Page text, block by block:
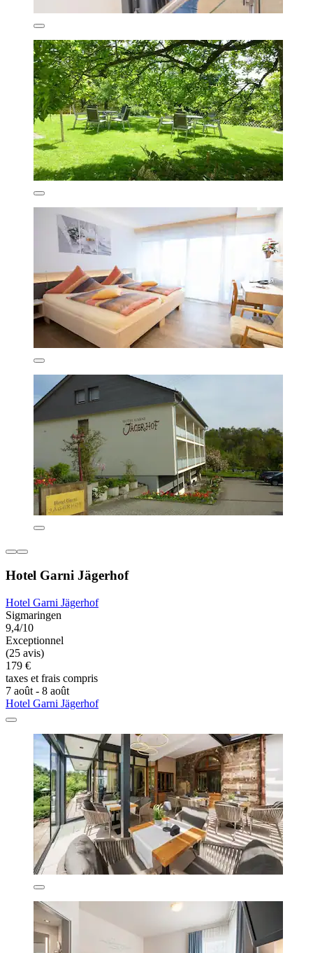
Hotel Garni Jägerhof
Hotel Garni Jägerhof
Sigmaringen
9,4/10
Exceptionnel
(25 avis)
179 €
taxes et frais compris
7 août - 8 août
Hotel Garni Jägerhof